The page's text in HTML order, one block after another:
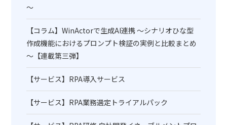
～
【コラム】WinActorで生成AI連携 ～シナリオひな型
作成機能におけるプロンプト検証の実例と比較まとめ
～【連載第三弾】
【サービス】RPA導入サービス
【サービス】RPA業務選定トライアルパック